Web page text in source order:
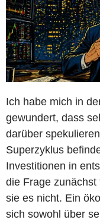
Ich habe mich in
gewundert, dass
darüber
Superzyklus
Investitionen in
die Frage
sie es nicht. Ein
sich sowohl über